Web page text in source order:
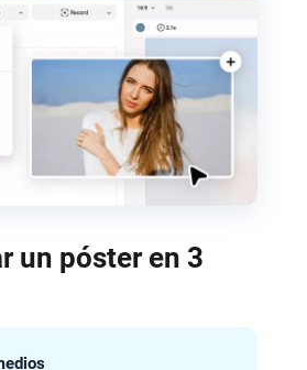
un póster en 3